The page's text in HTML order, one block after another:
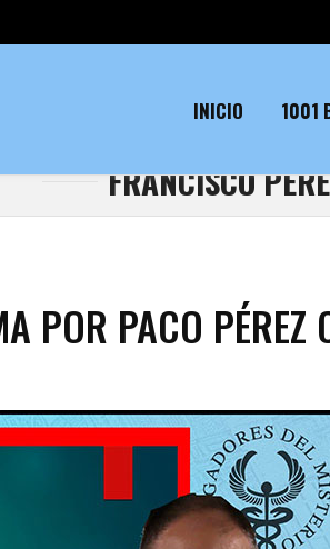
INICIO 1001
FRANCISCO
POR PACO PÉREZ